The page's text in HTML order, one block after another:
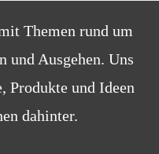
Themen rund um
und Ausgehen. Uns
Produkte und Ideen
dahinter.